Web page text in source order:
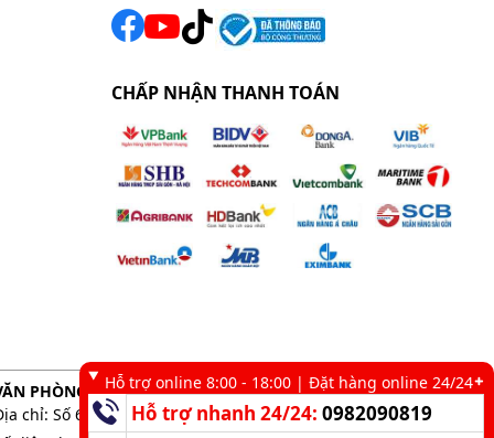
CHẤP NHẬN THANH TOÁN
PHÒNG GIAO DỊCH TẠI TP. HCM
chỉ: Số 6 kênh 19/5, Phường Tân Sơn Nhì, TP. HCM
Hỗ trợ online 8:00 - 18:00 | Đặt hàng online 24/24
Hỗ trợ nhanh 24/24:0982090819